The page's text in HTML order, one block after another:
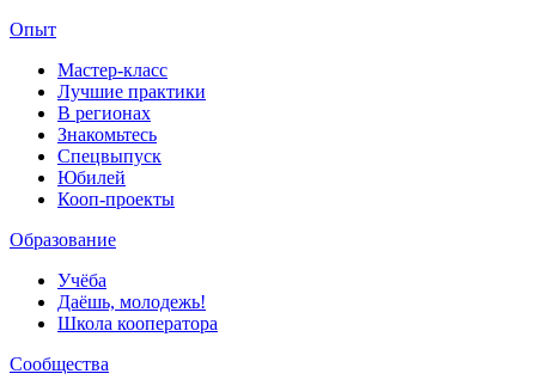
Опыт
Мастер-класс
Лучшие практики
В регионах
Знакомьтесь
Спецвыпуск
Юбилей
Кооп-проекты
Образование
Учёба
Даёшь, молодежь!
Школа кооператора
Сообщества